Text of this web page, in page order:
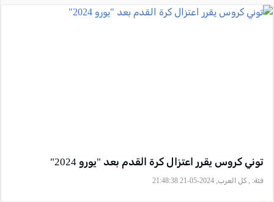
توني كروس يقرر اعتزال كرة القدم بعد "يورو 2024"
فئة: , كل العرب, 2024-05-21 21:48:38